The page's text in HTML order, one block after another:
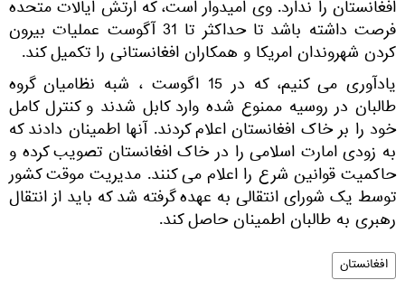
افغانستان را ندارد. وی امیدوار است، که ارتش ایالات متحده
فرصت داشته باشد تا حداکثر تا 31 آگوست عملیات بیرون
کردن شهروندان امریکا و همکاران افغانستانی را تکمیل کند.
یادآوری می کنیم، که در 15 اگوست ، شبه نظامیان گروه
طالبان در روسیه ممنوع شده وارد کابل شدند و کنترل کامل
خود را بر خاک افغانستان اعلام کردند. آنها اطمینان دادند که
به زودی امارت اسلامی را در خاک افغانستان تصویب کرده و
حاکمیت قوانین شرع را اعلام می کنند. مدیریت موقت کشور
توسط یک شورای انتقالی به عهده گرفته شد که باید از انتقال
رهبری به طالبان اطمینان حاصل کند.
افغانستان